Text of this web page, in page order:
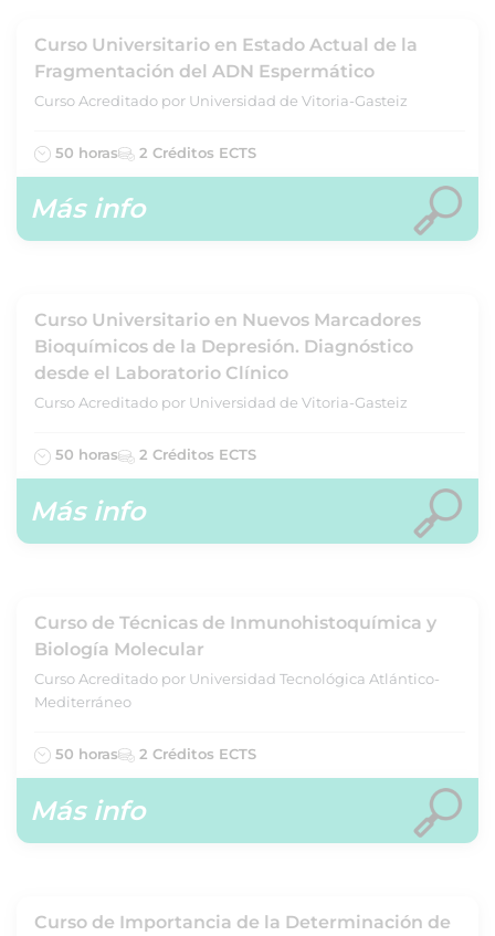
Curso Universitario en Estado Actual de la
Fragmentación del ADN Espermático
Curso Acreditado por Universidad de Vitoria-Gasteiz
50 horas 2 Créditos ECTS
Más info
Curso Universitario en Nuevos Marcadores
Bioquímicos de la Depresión. Diagnóstico
desde el Laboratorio Clínico
Curso Acreditado por Universidad de Vitoria-Gasteiz
50 horas 2 Créditos ECTS
Más info
Curso de Técnicas de Inmunohistoquímica y
Biología Molecular
Curso Acreditado por Universidad Tecnológica Atlántico-
Mediterráneo
50 horas 2 Créditos ECTS
Más info
Curso de Importancia de la Determinación de